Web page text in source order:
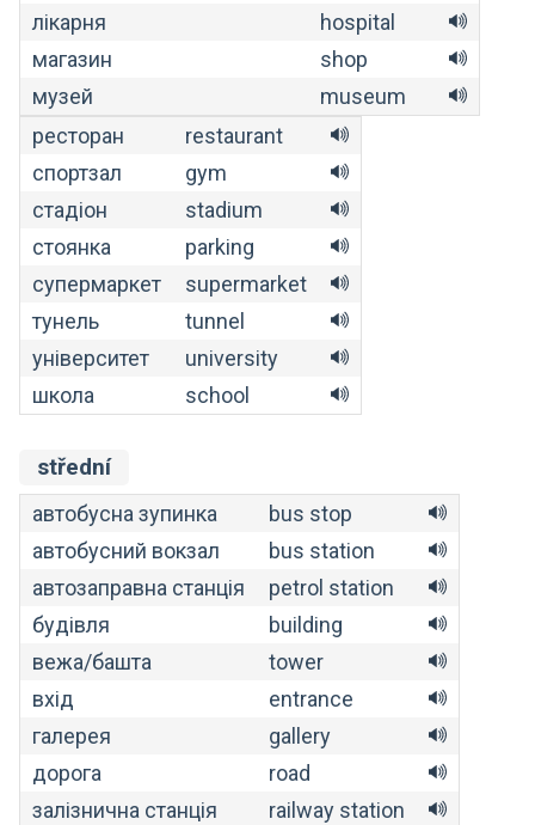
лікарня
hospital
магазин
shop
музей
museum
ресторан
restaurant
спортзал
gym
стадіон
stadium
стоянка
parking
супермаркет
supermarket
тунель
tunnel
університет
university
школа
school
střední
автобусна зупинка
bus stop
автобусний вокзал
bus station
автозаправна станція
petrol station
будівля
building
вежа/башта
tower
вхід
entrance
галерея
gallery
дорога
road
залізнична станція
railway station